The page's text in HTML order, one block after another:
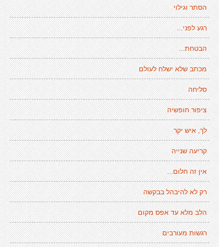
הסתר וגילוי
רגע לפני...
הבטחת...
מכתב שלא ישלח לעולם
סליחה
ציפור חופשיה
לך, איש יקר
קריעה שנייה
אין זה חלום...
רק לא להיבהל בבקשה
הלב מלא עד אפס מקום
רגשות מעורבים